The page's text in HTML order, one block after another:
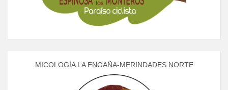
MICOLOGÍA LA ENGAÑA-MERINDADES NORTE